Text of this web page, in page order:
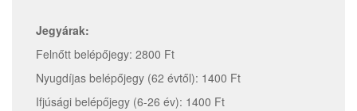
Jegyárak:
Felnőtt belépőjegy: 2800 Ft
Nyugdíjas belépőjegy (62 évtől): 1400 Ft
Ifjúsági belépőjegy (6-26 év): 1400 Ft